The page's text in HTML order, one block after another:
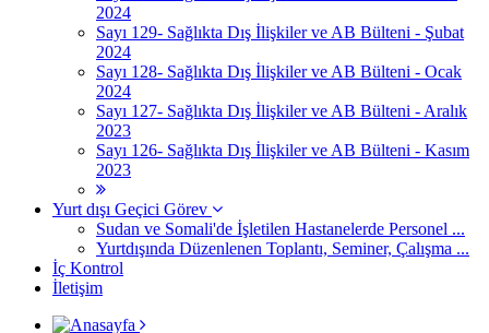
2024
Sayı 129- Sağlıkta Dış İlişkiler ve AB Bülteni - Şubat
2024
Sayı 128- Sağlıkta Dış İlişkiler ve AB Bülteni - Ocak
2024
Sayı 127- Sağlıkta Dış İlişkiler ve AB Bülteni - Aralık
2023
Sayı 126- Sağlıkta Dış İlişkiler ve AB Bülteni - Kasım
2023
Yurt dışı Geçici Görev
Sudan ve Somali'de İşletilen Hastanelerde Personel ...
Yurtdışında Düzenlenen Toplantı, Seminer, Çalışma ...
İç Kontrol
İletişim